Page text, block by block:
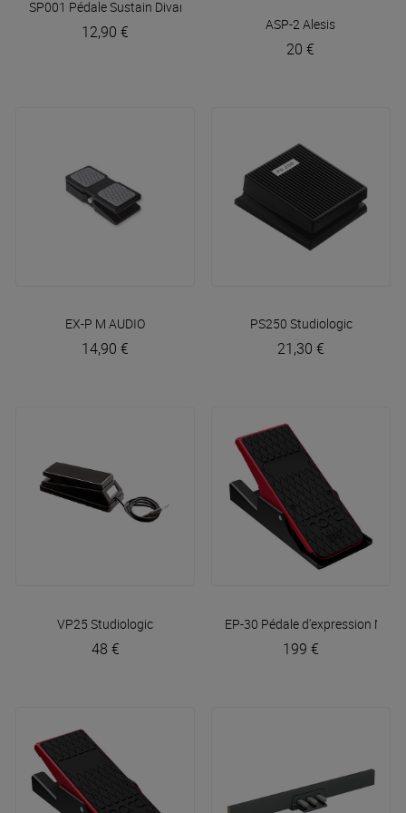
SP001 Pédale Sustain Divarte
12,90 € ASP-2 Alesis
20 €
EX-P M AUDIO
14,90 €
PS250 Studiologic
21,30 €
VP25 Studiologic
48 €
EP-30 Pédale d'expression Nord
199 €